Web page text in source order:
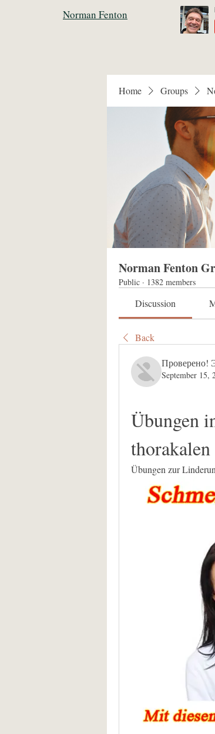
Norman Fenton
Home Groups
Norman Fenton
Public · 1382 members
Discussion
Back
Проверено!
September 15,
Übungen
thorakalen
Übungen zur